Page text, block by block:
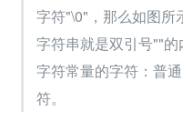
字符"\0"，那么如图所
字符串就是双引号""
字符常量的字符：普
符。